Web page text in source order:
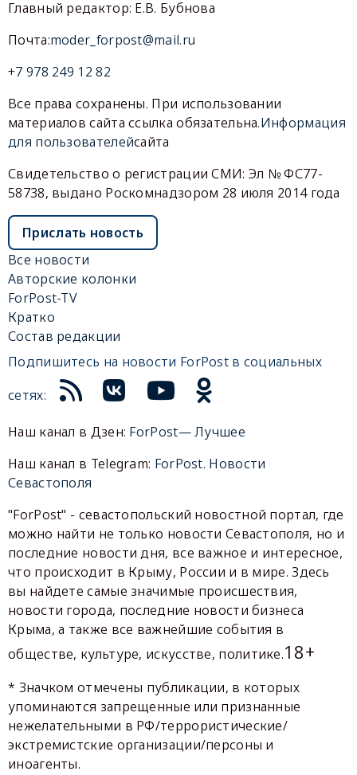
Главный редактор: Е.В. Бубнова
Почта:moder_forpost@mail.ru
+7 978 249 12 82
Все права сохранены. При использовании
материалов сайта ссылка обязательна.Информация
для пользователейсайта
Свидетельство о регистрации СМИ: Эл № ФС77-
58738, выдано Роскомнадзором 28 июля 2014 года
Прислать новость
Все новости
Авторские колонки
ForPost-TV
Кратко
Состав редакции
Подпишитесь на новости ForPost в социальных
сетях:
Наш канал в Дзен: ForPost— Лучшее
Наш канал в Telegram: ForPost. Новости
Севастополя
"ForPost" - севастопольский новостной портал, где
можно найти не только новости Севастополя, но и
последние новости дня, все важное и интересное,
что происходит в Крыму, России и в мире. Здесь
вы найдете самые значимые происшествия,
новости города, последние новости бизнеса
Крыма, а также все важнейшие события в
обществе, культуре, искусстве, политике.18+
* Значком отмечены публикации, в которых
упоминаются запрещенные или признанные
нежелательными в РФ/террористические/
экстремистские организации/персоны и
иноагенты.